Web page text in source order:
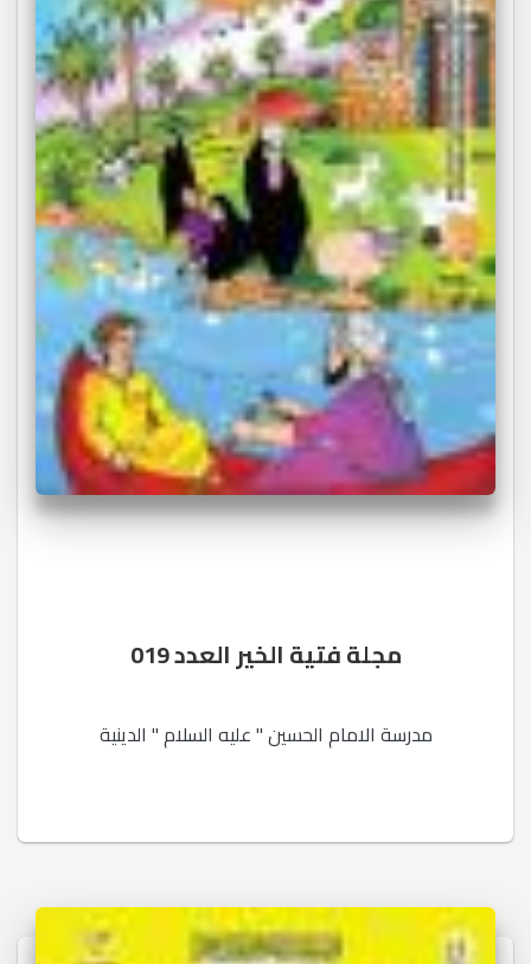
مجلة فتية الخير العدد 019
مدرسة الامام الحسين " عليه السلام " الدينية